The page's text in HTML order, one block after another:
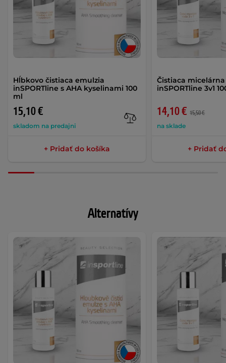
Hĺbkovo čistiaca emulzia
inSPORTline s AHA kyselinami 100
ml
15,10 €
skladom na predajni
+ Pridať do košíka
Čistiaca
inSPORTline 3v1
14,10 € 15,50 €
na sklade
+ Pridať
Alternatívy